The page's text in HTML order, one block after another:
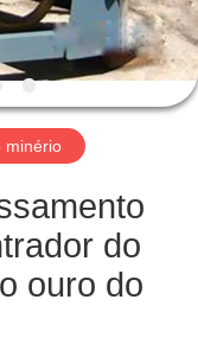
minério
do
ouro do